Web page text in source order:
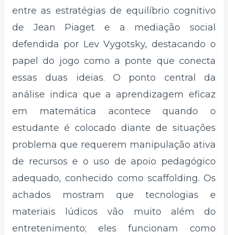
entre as estratégias de equilíbrio cognitivo
de Jean Piaget e a mediação social
defendida por Lev Vygotsky, destacando o
papel do jogo como a ponte que conecta
essas duas ideias. O ponto central da
análise indica que a aprendizagem eficaz
em matemática acontece quando o
estudante é colocado diante de situações
problema que requerem manipulação ativa
de recursos e o uso de apoio pedagógico
adequado, conhecido como scaffolding. Os
achados mostram que tecnologias e
materiais lúdicos vão muito além do
entretenimento; eles funcionam como